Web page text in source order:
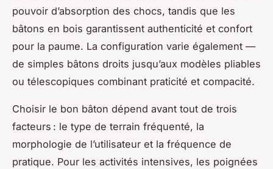
pouvoir d’absorption des chocs, tandis que les
bâtons en bois garantissent authenticité et confort
pour la paume. La configuration varie également —
de simples bâtons droits jusqu’aux modèles pliables
ou télescopiques combinant praticité et compacité.
Choisir le bon bâton dépend avant tout de trois
facteurs : le type de terrain fréquenté, la
morphologie de l’utilisateur et la fréquence de
pratique. Pour les activités intensives, les poignées